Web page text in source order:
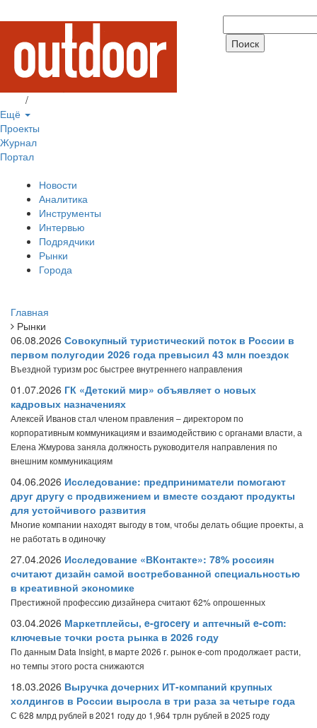
/
Ещё
Проекты
Журнал
Портал
Новости
Аналитика
Инструменты
Интервью
Подрядчики
Рынки
Города
Главная
Рынки
06.08.2026 Совокупный туристический поток в России в
первом полугодии 2026 года превысил 43 млн поездок
Въездной туризм рос быстрее внутреннего направления
01.07.2026 ГК «Детский мир» объявляет о новых
кадровых назначениях
Алексей Иванов стал членом правления – директором по
корпоративным коммуникациям и взаимодействию с органами власти, а
Елена Жмурова заняла должность руководителя направления по
внешним коммуникациям
04.06.2026 Исследование: предприниматели помогают
друг другу с продвижением и вместе создают продукты
для устойчивого развития
Многие компании находят выгоду в том, чтобы делать общие проекты, а
не работать в одиночку
27.04.2026 Исследование «ВКонтакте»: 78% россиян
считают дизайн самой востребованной специальностью
в креативной экономике
Престижной профессию дизайнера считают 62% опрошенных
03.04.2026 Маркетплейсы, e-grocery и аптечный e-com:
ключевые точки роста рынка в 2026 году
По данным Data Insight, в марте 2026 г. рынок e-com продолжает расти,
но темпы этого роста снижаются
18.03.2026 Выручка дочерних ИТ-компаний крупных
холдингов в России выросла в три раза за четыре года
С 628 млрд рублей в 2021 году до 1,964 трлн рублей в 2025 году